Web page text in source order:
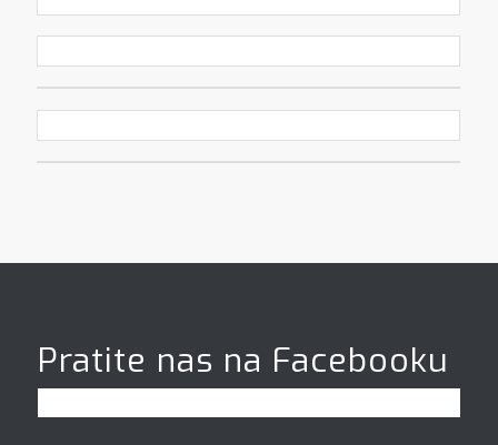
Pratite nas na Facebooku